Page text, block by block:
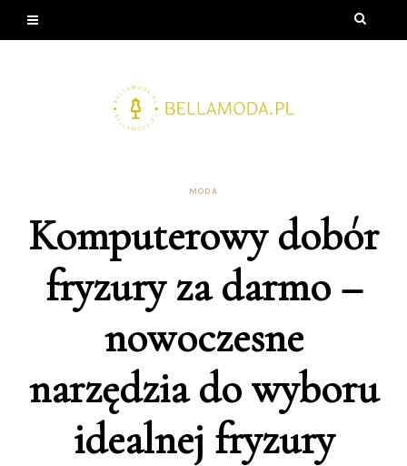
MODA
Komputerowy dobór
fryzury za darmo –
nowoczesne
narzędzia do wyboru
idealnej fryzury